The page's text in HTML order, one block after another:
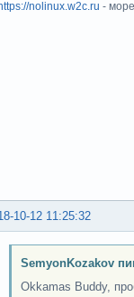
https://nolinux.w2c.ru -
10-12 11:25:32
SemyonKozakov
Okkamas Buddy,